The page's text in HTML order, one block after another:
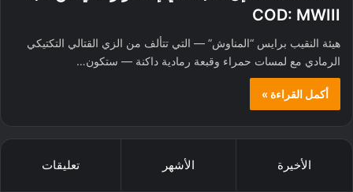
COD: MWIII
هيئة النقيب برايس “المناوش” — التي تتألف من الزي القتالي التكتيكي
الرمادي مع لمسات حمراء وقبعة رمادية داكنة — ستكون…
أكمل القراءة »
الأخيرة الأشهر تعليقات